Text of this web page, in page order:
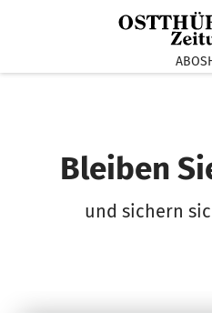
Bleiben
und sichern